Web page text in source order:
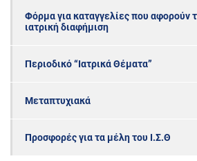
Φόρμα για καταγγελίες που αφορούν
ιατρική διαφήμιση
Περιοδικό “Ιατρικά Θέματα”
Μεταπτυχιακά
Προσφορές για τα μέλη του Ι.Σ.Θ